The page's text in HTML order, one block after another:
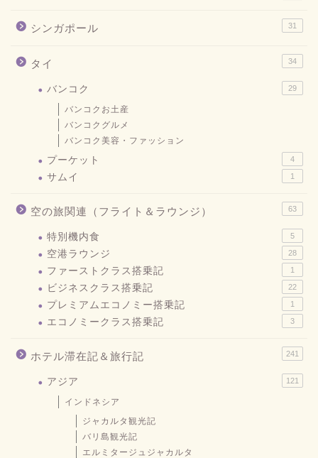
シンガポール 31
タイ 34
バンコク 29
バンコクお土産
バンコクグルメ
バンコク美容・ファッション
プーケット 4
サムイ 1
空の旅関連（フライト＆ラウンジ） 63
特別機内食 5
空港ラウンジ 28
ファーストクラス搭乗記 1
ビジネスクラス搭乗記 22
プレミアムエコノミー搭乗記 1
エコノミークラス搭乗記 3
ホテル滞在記＆旅行記 241
アジア 121
インドネシア
ジャカルタ観光記
バリ島観光記
エルミタージュジャカルタ